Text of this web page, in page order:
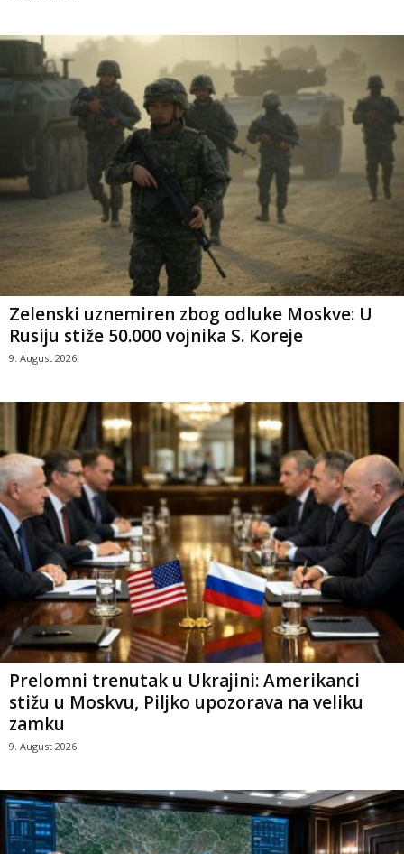
Zelenski uznemiren zbog odluke Moskve: U
Rusiju stiže 50.000 vojnika S. Koreje
9. August 2026.
Prelomni trenutak u Ukrajini: Amerikanci
stižu u Moskvu, Piljko upozorava na veliku
zamku
9. August 2026.